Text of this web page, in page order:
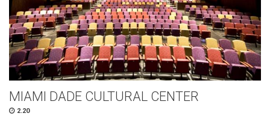
MIAMI DADE CULTURAL CENTER
2.20